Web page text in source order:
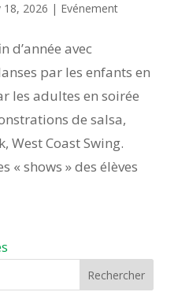
18, 2026 | Evénement
d’année avec
par les enfants en
les adultes en soirée
de salsa,
West Coast Swing.
« shows » des élèves
Rechercher